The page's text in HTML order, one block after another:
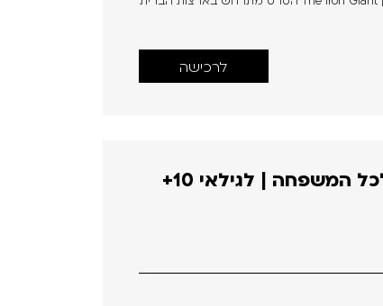
לרכישה
המשפחה | לגילאי 10+